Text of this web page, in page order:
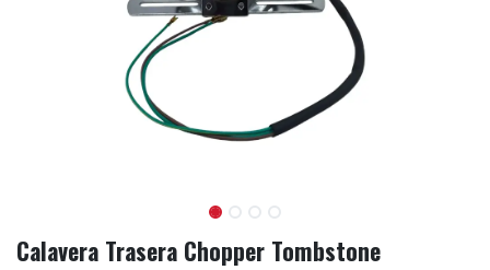
Calavera Trasera Chopper Tombstone